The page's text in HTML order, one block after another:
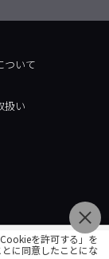
ついて
扱い
を許可する」を
に同意したことにな